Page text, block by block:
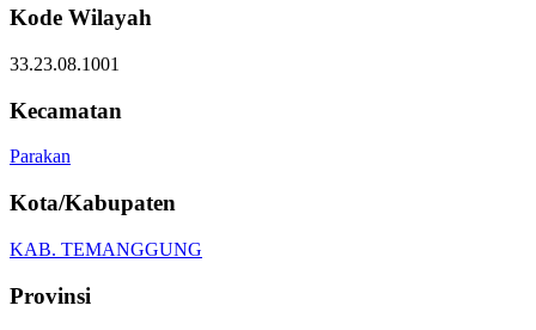
Kode Wilayah
33.23.08.1001
Kecamatan
Parakan
Kota/Kabupaten
KAB. TEMANGGUNG
Provinsi